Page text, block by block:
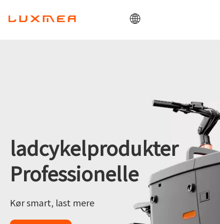
Blog
Kontakte
ladcykelprodukter
Professionelle
Kør smart, last mere